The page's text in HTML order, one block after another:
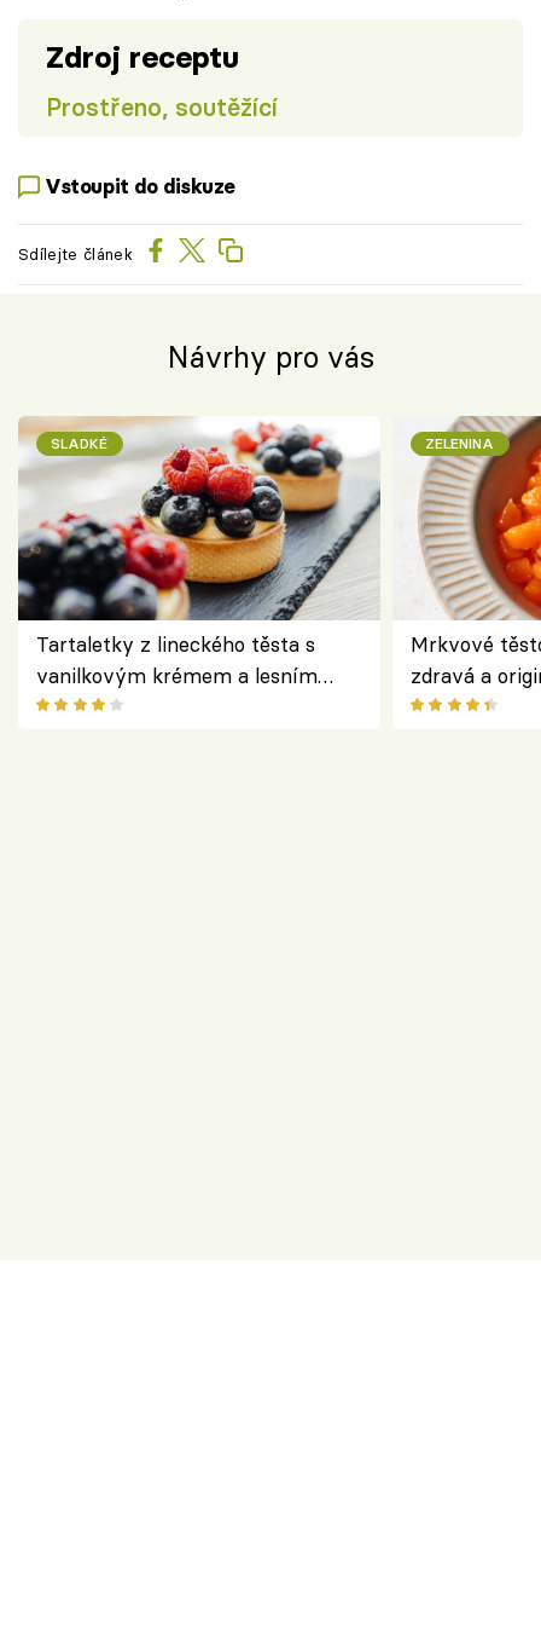
Zdroj receptu
Prostřeno, soutěžící
Vstoupit do diskuze
Sdílejte článek
Návrhy pro vás
SLADKÉ
Tartaletky z lineckého těsta s
vanilkovým krémem a lesním
ovocem podle Bread Society
ZELENINA
Mrkvové
zdravá a
klasiky